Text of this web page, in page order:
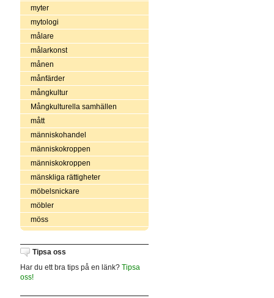
myter
mytologi
målare
målarkonst
månen
månfärder
mångkultur
Mångkulturella samhällen
mått
människohandel
människokroppen
människokroppen
mänskliga rättigheter
möbelsnickare
möbler
möss
Tipsa oss
Har du ett bra tips på en länk? Tipsa
oss!